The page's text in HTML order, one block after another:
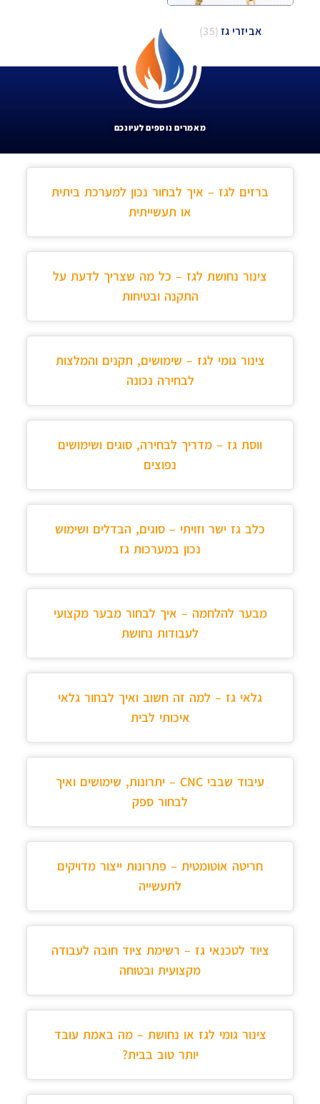
אביזרי גז(35)
מאמרים נוספים לעיונכם
ברזים לגז – איך לבחור נכון למערכת ביתית
או תעשייתית
צינור נחושת לגז – כל מה שצריך לדעת על
התקנה ובטיחות
צינור גומי לגז – שימושים, תקנים והמלצות
לבחירה נכונה
ווסת גז – מדריך לבחירה, סוגים ושימושים
נפוצים
כלב גז ישר וזויתי – סוגים, הבדלים ושימוש
נכון במערכות גז
מבער להלחמה – איך לבחור מבער מקצועי
לעבודות נחושת
גלאי גז – למה זה חשוב ואיך לבחור גלאי
איכותי לבית
עיבוד שבבי CNC – יתרונות, שימושים ואיך
לבחור ספק
חריטה אוטומטית – פתרונות ייצור מדויקים
לתעשייה
ציוד לטכנאי גז – רשימת ציוד חובה לעבודה
מקצועית ובטוחה
צינור גומי לגז או נחושת – מה באמת עובד
יותר טוב בבית?